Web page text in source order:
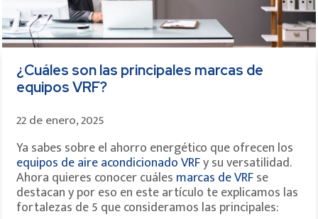
¿Cuáles son las principales marcas de
equipos VRF?
22 de enero, 2025
Ya sabes sobre el ahorro energético que ofrecen los
equipos de aire acondicionado VRFy su versatilidad.
Ahora quieres conocer cuáles marcas de VRFse
destacan y por eso en este artículo te explicamos las
fortalezas de 5 que consideramos las principales: